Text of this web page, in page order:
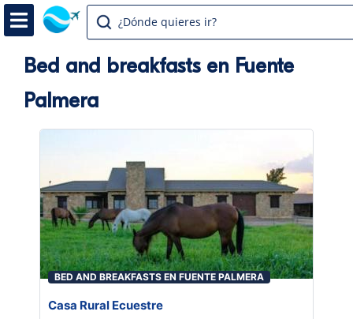
¿Dónde quieres ir?
Bed and breakfasts en Fuente
Palmera
BED AND BREAKFASTS EN FUENTE PALMERA
Casa Rural Ecuestre